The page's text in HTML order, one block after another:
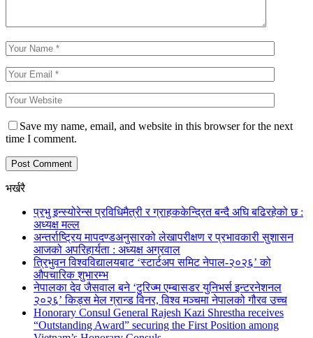
Save my name, email, and website in this browser for the next
time I comment.
भर्खरै
प्रभु इन्स्योरेन्स प्रविधिमैत्री र ग्राहककेन्द्रित बन्दै अघि बढिरहेको छ :
अध्यक्ष मल्ल
अन्तर्राष्ट्रिय मापदण्डअनुसारको लेखापरीक्षण र प्रभावकारी सुशासन
आजको अपरिहार्यता : अध्यक्ष अग्रवाल
त्रिभुवन विश्वविद्यालयबाट ‘स्टार्टअप समिट नेपाल-२०२६’ को
औपचारिक शुभारम्भ
नेपालका देव जैसवाल बने ‘टुरिज्म एम्बासडर युनिभर्स इन्टरनेशनल
२०२६’ किड्स मेल ग्रान्ड विनर, विश्व मञ्चमा नेपालको गौरव उच्च
Honorary Consul General Rajesh Kazi Shrestha receives
“Outstanding Award” securing the First Position among